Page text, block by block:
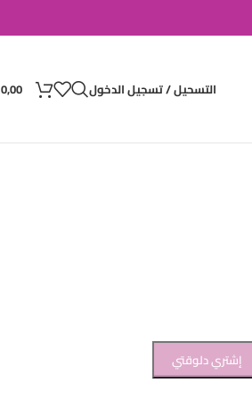
التسحيل / تسجيل الدخول 0,00
إشتري دلوقتي